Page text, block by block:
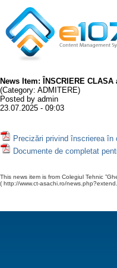
News Item: ÎNSCRIERE CLASA
(Category: ADMITERE)
Posted by admin
23.07.2025 - 09:03
Precizări privind înscrierea
Documente de completat
This news item is from Colegiul Tehnic
( http://www.ct-asachi.ro/